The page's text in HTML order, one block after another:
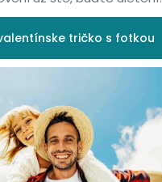
tričko s fotkou